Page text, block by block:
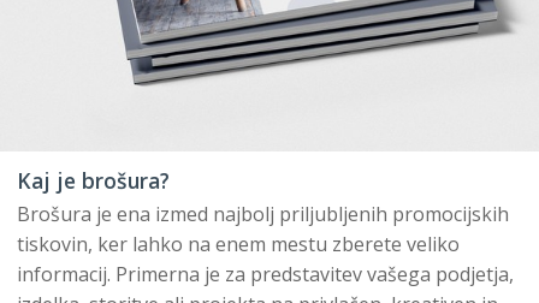
Kaj je brošura?
Brošura je ena izmed najbolj priljubljenih promocijskih
tiskovin, ker lahko na enem mestu zberete veliko
informacij. Primerna je za predstavitev vašega podjetja,